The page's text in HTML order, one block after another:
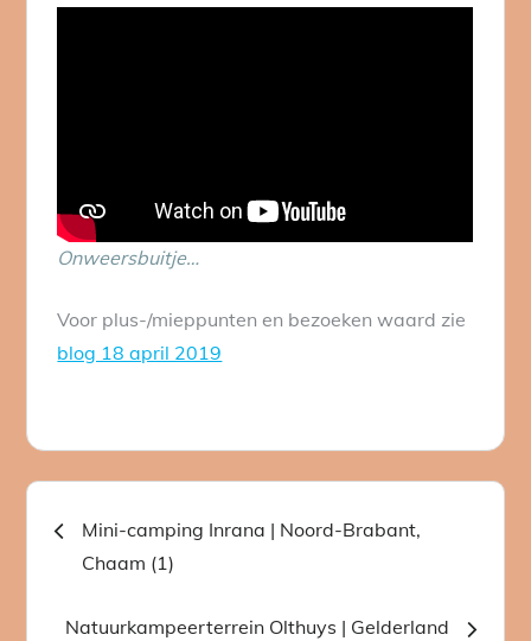
Onweersbuitje…
Voor plus-/mieppunten en bezoeken waard zie
blog 18 april 2019
Bericht
navigatie
Mini-camping Inrana | Noord-Brabant,
Chaam (1)
Natuurkampeerterrein Olthuys | Gelderland